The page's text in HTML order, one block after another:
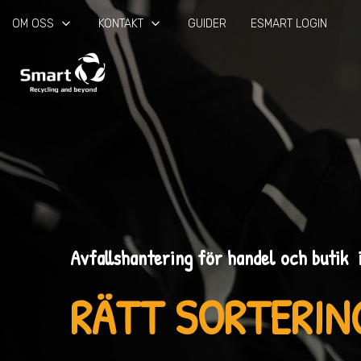
OM OSS keyboard_arrow_down KONTAKT keyboard_arrow_down GUIDER ESMART LOGIN
Avfallshantering för handel och butik
RÄTT